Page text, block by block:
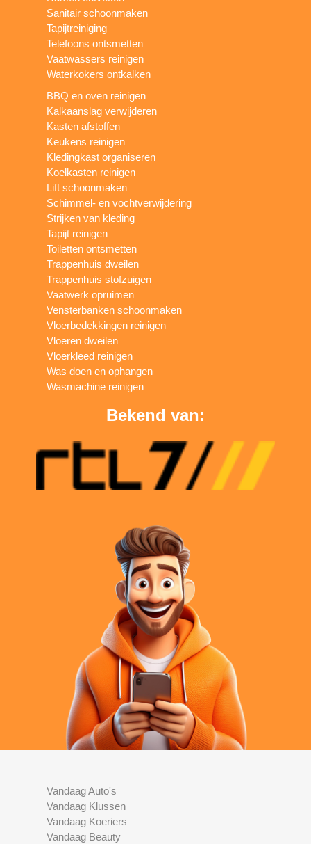
Sanitair schoonmaken
Tapijtreiniging
Telefoons ontsmetten
Vaatwassers reinigen
Waterkokers ontkalken
BBQ en oven reinigen
Kalkaanslag verwijderen
Kasten afstoffen
Keukens reinigen
Kledingkast organiseren
Koelkasten reinigen
Lift schoonmaken
Schimmel- en vochtverwijdering
Strijken van kleding
Tapijt reinigen
Toiletten ontsmetten
Trappenhuis dweilen
Trappenhuis stofzuigen
Vaatwerk opruimen
Vensterbanken schoonmaken
Vloerbedekkingen reinigen
Vloeren dweilen
Vloerkleed reinigen
Was doen en ophangen
Wasmachine reinigen
Bekend van:
Vandaag Auto's
Vandaag Klussen
Vandaag Koeriers
Vandaag Beauty